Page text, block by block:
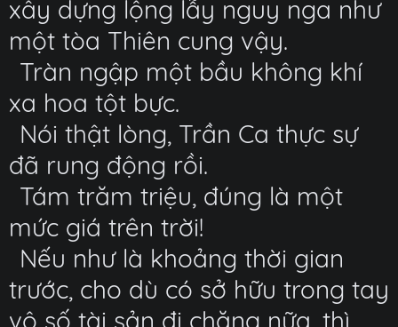
xây dựng lộng lẫy nguy nga như
một tòa Thiên cung vậy.
Tràn ngập một bầu không khí
xa hoa tột bực.
Nói thật lòng, Trần Ca thực sự
đã rung động rồi.
Tám trăm triệu, đúng là một
mức giá trên trời!
Nếu như là khoảng thời gian
trước, cho dù có sở hữu trong tay
vô số tài sản đi chăng nữa, thì